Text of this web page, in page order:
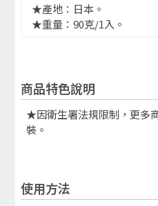
★產地：日本。
★重量：90克/1入。
商品特色說明
★因衛生署法規限制，更多
裝。
使用方法